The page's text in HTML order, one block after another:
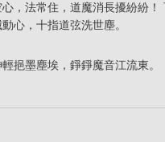
，法常住，道魔消長擾紛紛！
心，十指道弦洗世塵。
挹墨塵埃，錚錚魔音江流東。